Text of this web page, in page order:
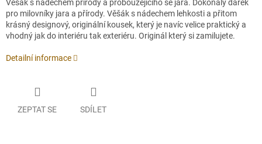
Věšák s nádechem přírody a probouzejícího se jara. Dokonalý dárek
pro milovníky jara a přírody. Věšák s nádechem lehkosti a přitom
krásný designový, originální kousek, který je navíc velice praktický a
vhodný jak do interiéru tak exteriéru. Originál který si zamilujete.
Detailní informace
ZEPTAT SE SDÍLET